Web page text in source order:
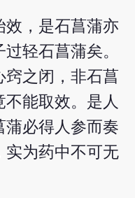
效，是石菖蒲亦
轻石菖蒲矣。
窍之闭，非石菖
能取效。是人
蒲必得人参而奏
实为药中不可无